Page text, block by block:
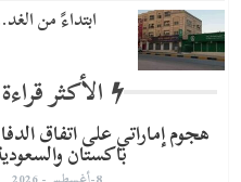
​ابتداءً من
الأكثر قراءة في
هجوم إماراتي على اتفاق
باكستان